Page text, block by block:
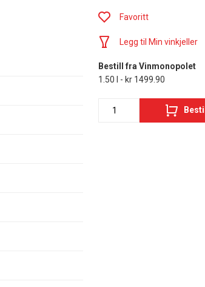
Favoritt
Legg til Min vinkjeller
Bestill fra Vinmonopolet
1.50 l - kr 1499.90
Bestill